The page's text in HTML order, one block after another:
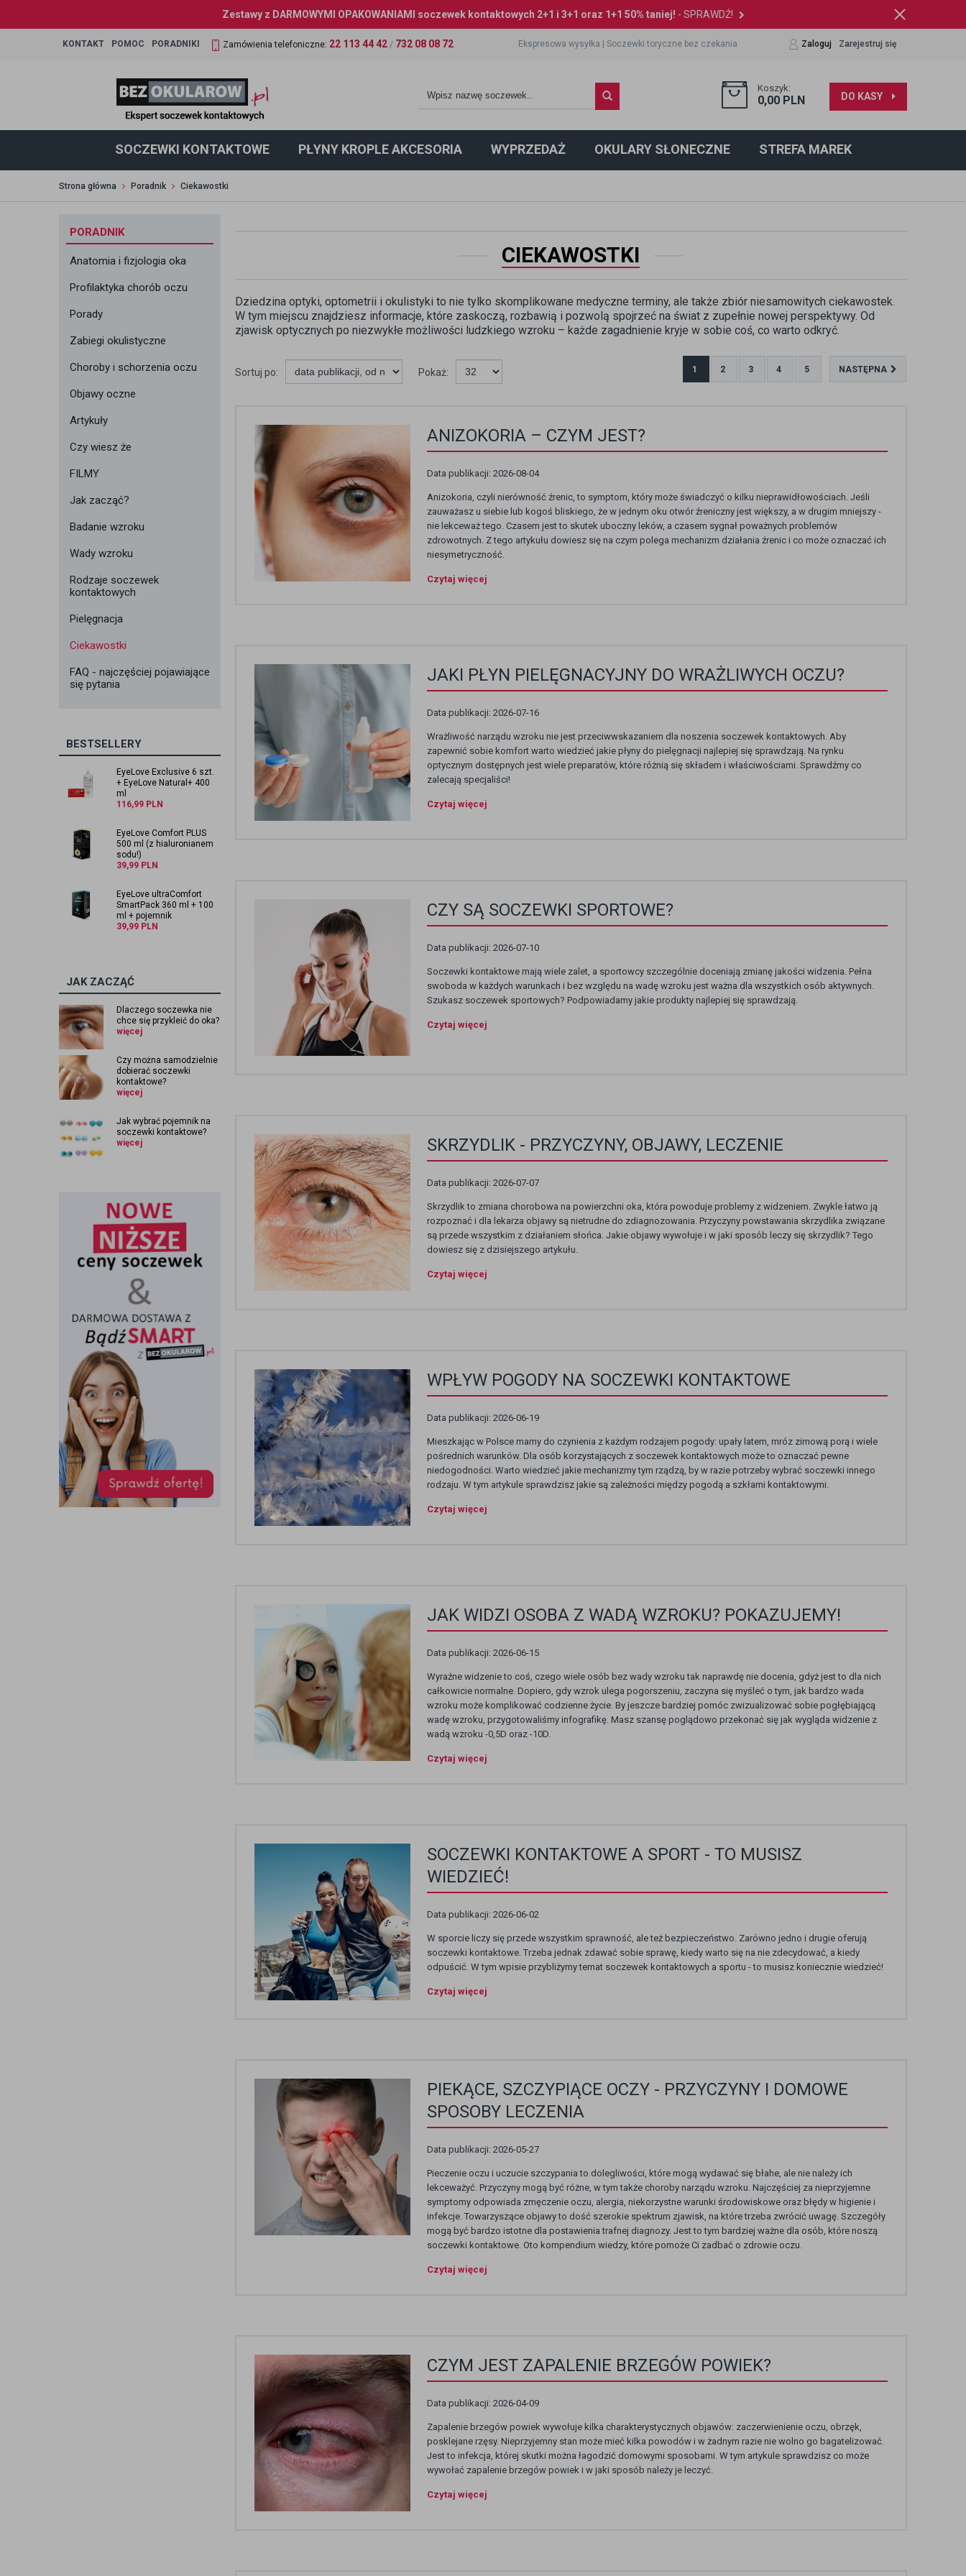
Zestawy z DARMOWYMI OPAKOWANIAMI soczewek kontaktowych 2+1 i 3+1 oraz 1+1 50% taniej! - SPRAWDŹ!
KONTAKT POMOC PORADNIKI Zamówienia telefoniczne: 22 113 44 42 / 732 08 08 72 Ekspresowa wysyłka |Soczewki toryczne bez czekania Zaloguj Zarejestruj się
Koszyk:
0,00 PLN DO KASY
SOCZEWKI KONTAKTOWE PŁYNY KROPLE AKCESORIA WYPRZEDAŻ OKULARY SŁONECZNE STREFA MAREK
Strona główna Poradnik Ciekawostki
PORADNIK
Anatomia i fizjologia oka
Profilaktyka chorób oczu
Porady
Zabiegi okulistyczne
Choroby i schorzenia oczu
Objawy oczne
Artykuły
Czy wiesz że
FILMY
Jak zacząć?
Badanie wzroku
Wady wzroku
Rodzaje soczewek
kontaktowych
Pielęgnacja
Ciekawostki
FAQ - najczęściej pojawiające
się pytania
BESTSELLERY
EyeLove Exclusive 6 szt.
+ EyeLove Natural+ 400
ml
116,99 PLN
EyeLove Comfort PLUS
500 ml (z hialuronianem
sodu!)
39,99 PLN
EyeLove ultraComfort
SmartPack 360 ml + 100
ml + pojemnik
39,99 PLN
JAK ZACZĄĆ
Dlaczego soczewka nie
chce się przykleić do oka?
więcej
Czy można samodzielnie
dobierać soczewki
kontaktowe?
więcej
Jak wybrać pojemnik na
soczewki kontaktowe?
więcej
CIEKAWOSTKI
Dziedzina optyki, optometrii i okulistyki to nie tylko skomplikowane medyczne terminy, ale także zbiór niesamowitych ciekawostek.
W tym miejscu znajdziesz informacje, które zaskoczą, rozbawią i pozwolą spojrzeć na świat z zupełnie nowej perspektywy. Od
zjawisk optycznych po niezwykłe możliwości ludzkiego wzroku – każde zagadnienie kryje w sobie coś, co warto odkryć.
Sortuj po: Pokaż: 1 2 3 4 5 NASTĘPNA
ANIZOKORIA – CZYM JEST?
Data publikacji: 2026-08-04
Anizokoria, czyli nierówność źrenic, to symptom, który może świadczyć o kilku nieprawidłowościach. Jeśli
zauważasz u siebie lub kogoś bliskiego, że w jednym oku otwór źreniczny jest większy, a w drugim mniejszy -
nie lekceważ tego. Czasem jest to skutek uboczny leków, a czasem sygnał poważnych problemów
zdrowotnych. Z tego artykułu dowiesz się na czym polega mechanizm działania źrenic i co może oznaczać ich
niesymetryczność.
Czytaj więcej
JAKI PŁYN PIELĘGNACYJNY DO WRAŻLIWYCH OCZU?
Data publikacji: 2026-07-16
Wrażliwość narządu wzroku nie jest przeciwwskazaniem dla noszenia soczewek kontaktowych. Aby
zapewnić sobie komfort warto wiedzieć jakie płyny do pielęgnacji najlepiej się sprawdzają. Na rynku
optycznym dostępnych jest wiele preparatów, które różnią się składem i właściwościami. Sprawdźmy co
zalecają specjaliści!
Czytaj więcej
CZY SĄ SOCZEWKI SPORTOWE?
Data publikacji: 2026-07-10
Soczewki kontaktowe mają wiele zalet, a sportowcy szczególnie doceniają zmianę jakości widzenia. Pełna
swoboda w każdych warunkach i bez względu na wadę wzroku jest ważna dla wszystkich osób aktywnych.
Szukasz soczewek sportowych? Podpowiadamy jakie produkty najlepiej się sprawdzają.
Czytaj więcej
SKRZYDLIK - PRZYCZYNY, OBJAWY, LECZENIE
Data publikacji: 2026-07-07
Skrzydlik to zmiana chorobowa na powierzchni oka, która powoduje problemy z widzeniem. Zwykle łatwo ją
rozpoznać i dla lekarza objawy są nietrudne do zdiagnozowania. Przyczyny powstawania skrzydlika związane
są przede wszystkim z działaniem słońca. Jakie objawy wywołuje i w jaki sposób leczy się skrzydlik? Tego
dowiesz się z dzisiejszego artykułu.
Czytaj więcej
WPŁYW POGODY NA SOCZEWKI KONTAKTOWE
Data publikacji: 2026-06-19
Mieszkając w Polsce mamy do czynienia z każdym rodzajem pogody: upały latem, mróz zimową porą i wiele
pośrednich warunków. Dla osób korzystających z soczewek kontaktowych może to oznaczać pewne
niedogodności. Warto wiedzieć jakie mechanizmy tym rządzą, by w razie potrzeby wybrać soczewki innego
rodzaju. W tym artykule sprawdzisz jakie są zależności między pogodą a szkłami kontaktowymi.
Czytaj więcej
JAK WIDZI OSOBA Z WADĄ WZROKU? POKAZUJEMY!
Data publikacji: 2026-06-15
Wyraźne widzenie to coś, czego wiele osób bez wady wzroku tak naprawdę nie docenia, gdyż jest to dla nich
całkowicie normalne. Dopiero, gdy wzrok ulega pogorszeniu, zaczyna się myśleć o tym, jak bardzo wada
wzroku może komplikować codzienne życie. By jeszcze bardziej pomóc zwizualizować sobie pogłębiającą
wadę wzroku, przygotowaliśmy infografikę. Masz szansę poglądowo przekonać się jak wygląda widzenie z
wadą wzroku -0,5D oraz -10D.
Czytaj więcej
SOCZEWKI KONTAKTOWE A SPORT - TO MUSISZ
WIEDZIEĆ!
Data publikacji: 2026-06-02
W sporcie liczy się przede wszystkim sprawność, ale też bezpieczeństwo. Zarówno jedno i drugie oferują
soczewki kontaktowe. Trzeba jednak zdawać sobie sprawę, kiedy warto się na nie zdecydować, a kiedy
odpuścić. W tym wpisie przybliżymy temat soczewek kontaktowych a sportu - to musisz koniecznie wiedzieć!
Czytaj więcej
PIEKĄCE, SZCZYPIĄCE OCZY - PRZYCZYNY I DOMOWE
SPOSOBY LECZENIA
Data publikacji: 2026-05-27
Pieczenie oczu i uczucie szczypania to dolegliwości, które mogą wydawać się błahe, ale nie należy ich
lekceważyć. Przyczyny mogą być różne, w tym także choroby narządu wzroku. Najczęściej za nieprzyjemne
symptomy odpowiada zmęczenie oczu, alergia, niekorzystne warunki środowiskowe oraz błędy w higienie i
infekcje. Towarzyszące objawy to dość szerokie spektrum zjawisk, na które trzeba zwrócić uwagę. Szczegóły
mogą być bardzo istotne dla postawienia trafnej diagnozy. Jest to tym bardziej ważne dla osób, które noszą
soczewki kontaktowe. Oto kompendium wiedzy, które pomoże Ci zadbać o zdrowie oczu.
Czytaj więcej
CZYM JEST ZAPALENIE BRZEGÓW POWIEK?
Data publikacji: 2026-04-09
Zapalenie brzegów powiek wywołuje kilka charakterystycznych objawów: zaczerwienienie oczu, obrzęk,
posklejane rzęsy. Nieprzyjemny stan może mieć kilka powodów i w żadnym razie nie wolno go bagatelizować.
Jest to infekcja, której skutki można łagodzić domowymi sposobami. W tym artykule sprawdzisz co może
wywołać zapalenie brzegów powiek i w jaki sposób należy je leczyć.
Czytaj więcej